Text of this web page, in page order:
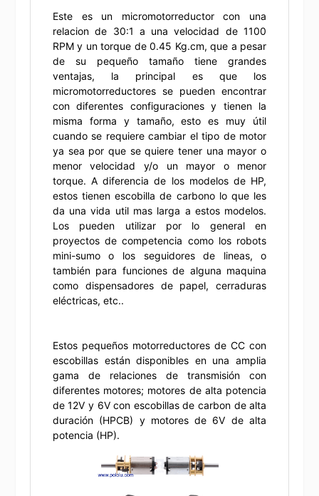
Este es un micromotorreductor con una
relacion de 30:1 a una velocidad de 1100
RPM y un torque de 0.45 Kg.cm, que a pesar
de su pequeño tamaño tiene grandes
ventajas, la principal es que los
micromotorreductores se pueden encontrar
con diferentes configuraciones y tienen la
misma forma y tamaño, esto es muy útil
cuando se requiere cambiar el tipo de motor
ya sea por que se quiere tener una mayor o
menor velocidad y/o un mayor o menor
torque. A diferencia de los modelos de HP,
estos tienen escobilla de carbono lo que les
da una vida util mas larga a estos modelos.
Los pueden utilizar por lo general en
proyectos de competencia como los robots
mini-sumo o los seguidores de lineas, o
también para funciones de alguna maquina
como dispensadores de papel, cerraduras
eléctricas, etc..
Estos pequeños motorreductores de CC con
escobillas están disponibles en una amplia
gama de relaciones de transmisión con
diferentes motores; motores de alta potencia
de 12V y 6V con escobillas de carbon de alta
duración (HPCB) y motores de 6V de alta
potencia (HP).